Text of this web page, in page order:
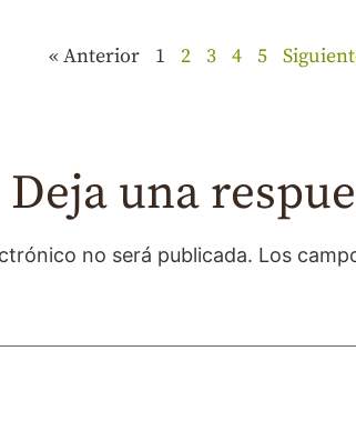
« Anterior 1 2 3 4 5
Deja una
no será publicada. Los